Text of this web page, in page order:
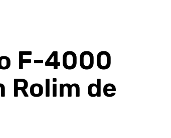
F-4000
Rolim de